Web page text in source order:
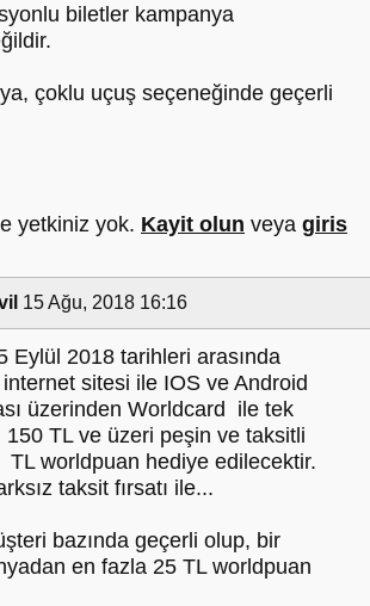
biletler kampanya
çoklu uçuş seçeneğinde geçerli
yetkiniz yok. Kayit olun veya giris
15 Ağu, 2018 16:16
Eylül 2018 tarihleri arasında
sitesi ile IOS ve Android
üzerinden Worldcard ile tek
150 TL ve üzeri peşin ve taksitli
TL worldpuan hediye edilecektir.
taksit fırsatı ile...
bazında geçerli olup, bir
en fazla 25 TL worldpuan